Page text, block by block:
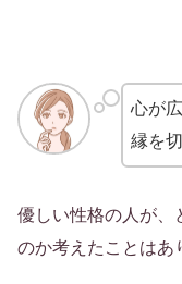
心が
縁を
優しい性格の人が、
のか考えたことはあ